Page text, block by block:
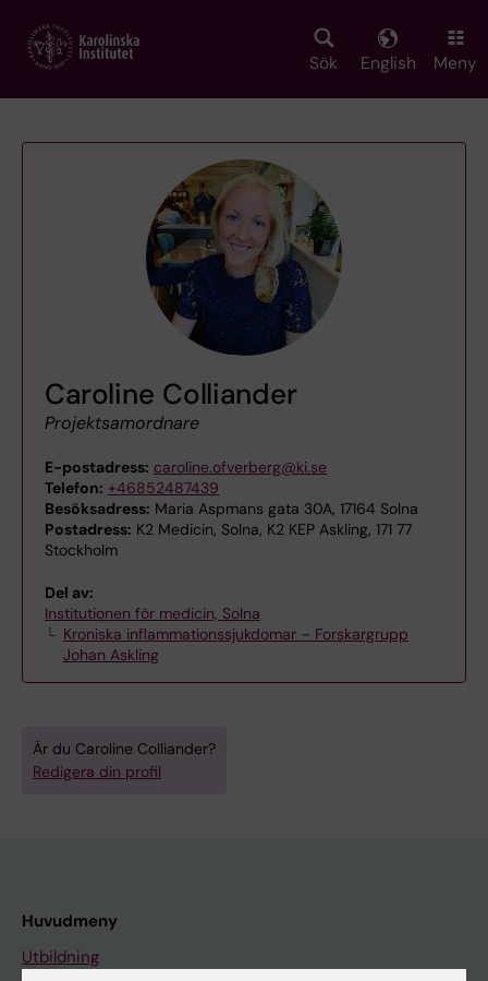
main
Sök English Meny
Caroline Colliander
Projektsamordnare
E-postadress: caroline.ofverberg@ki.se
Telefon: +46852487439
Besöksadress: Maria Aspmans gata 30A, 17164 Solna
Postadress: K2 Medicin, Solna, K2 KEP Askling, 171 77
Stockholm
Del av:
Institutionen för medicin, Solna
Kroniska inflammationssjukdomar – Forskargrupp
Johan Askling
Är du Caroline Colliander?
Redigera din profil
Huvudmeny
Utbildning